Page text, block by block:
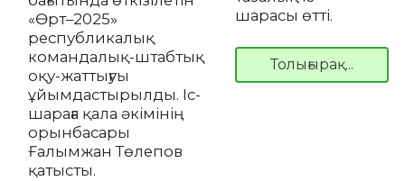
«Өрт–2025»
республикалық
командалық-штабтық
оқу-жаттығуы
ұйымдастырылды. Іс-
шараға қала әкімінің
орынбасары
Ғалымжан Төлепов
қатысты.
шарасы өтті.
Толығырақ...